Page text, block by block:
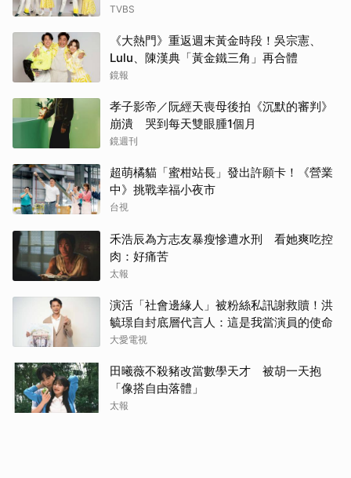
TVBS
《大熱門》重返週末黃金時段！吳宗憲、
Lulu、陳漢典「黃金鐵三角」再合體
鏡報
孝子影帝／阮經天喪母後拍《沉默的審判》
崩潰 哭到每天雙眼腫1個月
鏡週刊
超萌橘貓「蜜柑站長」發出許願卡！《營業
中》挑戰幸福小夜市
台視
禾浩辰為方志友暴瘦慘遭水刑 看她爽吃控
肉：好痛苦
太報
演活「社會邊緣人」被粉絲私訊謝救贖！洪
毓璟自封底層代言人：這是我當演員的使命
大愛電視
田曦薇不殺豬改當數學天才 被胡一天抱
「像搭自由落體」
太報